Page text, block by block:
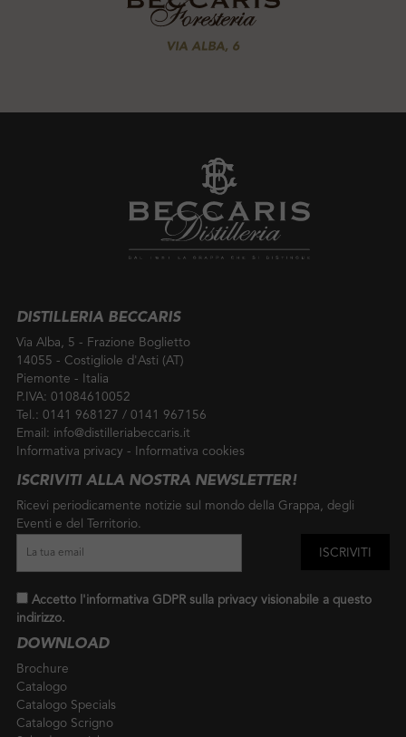
DISTILLERIA BECCARIS
Via Alba, 5 - Frazione Boglietto
14055 - Costigliole d'Asti (AT)
Piemonte - Italia
P.IVA: 01084610052
Tel.: 0141 968127 / 0141 967156
Email: info@distilleriabeccaris.it
Informativa privacy - Informativa cookies
ISCRIVITI ALLA NOSTRA NEWSLETTER!
Ricevi periodicamente notizie sul mondo della Grappa, degli
Eventi e del Territorio.
Accetto l'informativa GDPR sulla privacy visionabile a questo
indirizzo.
DOWNLOAD
Brochure
Catalogo
Catalogo Specials
Catalogo Scrigno